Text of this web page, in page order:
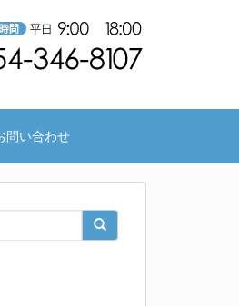
問い合わせ